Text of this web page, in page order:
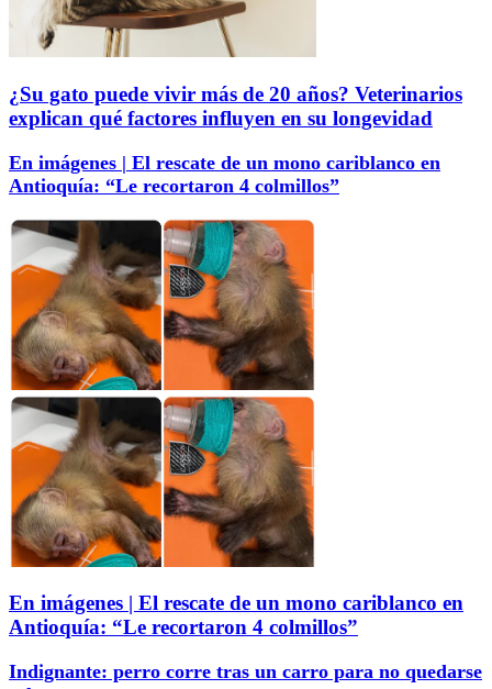
¿Su gato puede vivir más de 20 años? Veterinarios
explican qué factores influyen en su longevidad
En imágenes | El rescate de un mono cariblanco en
Antioquía: “Le recortaron 4 colmillos”
En imágenes | El rescate de un mono cariblanco en
Antioquía: “Le recortaron 4 colmillos”
Indignante: perro corre tras un carro para no quedarse